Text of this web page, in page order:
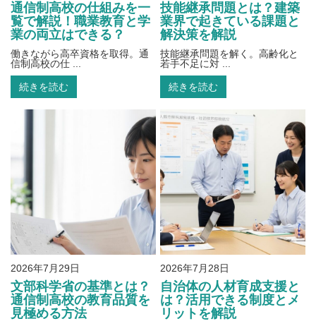
通信制高校の仕組みを一
覧で解説！職業教育と学
業の両立はできる？
働きながら高卒資格を取得。通
信制高校の仕 ...
続きを読む
技能継承問題とは？建築
業界で起きている課題と
解決策を解説
技能継承問題を解く。高齢化と
若手不足に対 ...
続きを読む
2026年7月29日
文部科学省の基準とは？
通信制高校の教育品質を
見極める方法
2026年7月28日
自治体の人材育成支援と
は？活用できる制度とメ
リットを解説